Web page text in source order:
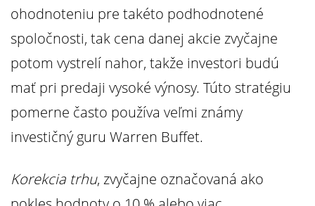
ohodnoteniu pre takéto podhodnotené
spoločnosti, tak cena danej akcie zvyčajne
potom vystrelí nahor, takže investori budú
mať pri predaji vysoké výnosy. Túto stratégiu
pomerne často používa veľmi známy
investičný guru Warren Buffet.
Korekcia trhu, zvyčajne označovaná ako